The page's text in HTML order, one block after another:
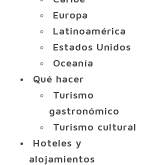
Europa
Latinoamérica
Estados Unidos
Oceanía
Qué hacer
Turismo
gastronómico
Turismo cultural
Hoteles y
alojamientos